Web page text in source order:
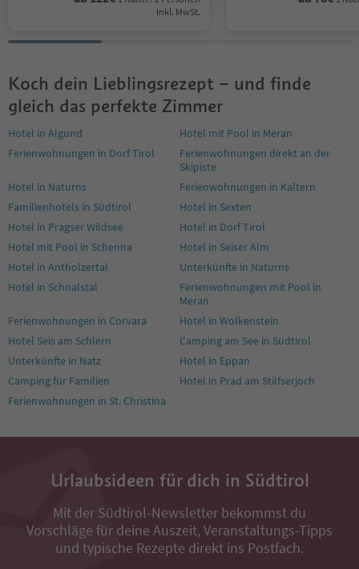
Inkl. MwSt.
Koch dein Lieblingsrezept – und finde
gleich das perfekte Zimmer
Hotel in Algund
Hotel mit Pool in Meran
Ferienwohnungen in Dorf Tirol
Ferienwohnungen direkt an der
Skipiste
Hotel in Naturns
Ferienwohnungen in Kaltern
Familienhotels in Südtirol
Hotel in Sexten
Hotel in Pragser Wildsee
Hotel in Dorf Tirol
Hotel mit Pool in Schenna
Hotel in Seiser Alm
Hotel in Antholzertal
Unterkünfte in Naturns
Hotel in Schnalstal
Ferienwohnungen mit Pool in
Meran
Ferienwohnungen in Corvara
Hotel in Wolkenstein
Hotel Seis am Schlern
Camping am See in Südtirol
Unterkünfte in Natz
Hotel in Eppan
Camping für Familien
Hotel in Prad am Stilfserjoch
Ferienwohnungen in St. Christina
Urlaubsideen für dich in Südtirol
Mit der Südtirol-Newsletter bekommst du
Vorschläge für deine Auszeit, Veranstaltungs-Tipps
und typische Rezepte direkt ins Postfach.